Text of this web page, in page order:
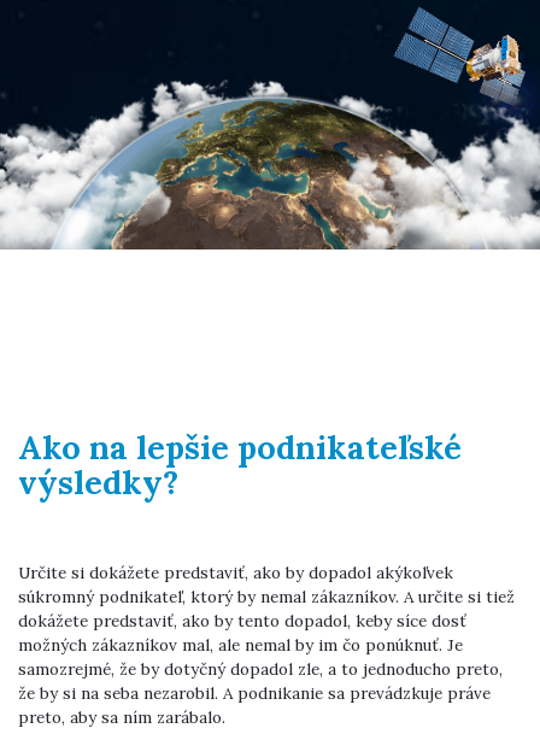
Ako na lepšie podnikateľské
výsledky?
Určite si dokážete predstaviť, ako by dopadol akýkoľvek
súkromný podnikateľ, ktorý by nemal zákazníkov. A určite si tiež
dokážete predstaviť, ako by tento dopadol, keby síce dosť
možných zákazníkov mal, ale nemal by im čo ponúknuť. Je
samozrejmé, že by dotyčný dopadol zle, a to jednoducho preto,
že by si na seba nezarobil. A podnikanie sa prevádzkuje práve
preto, aby sa ním zarábalo.